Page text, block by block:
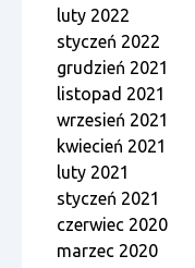
luty 2022
styczeń 2022
grudzień 2021
listopad 2021
wrzesień 2021
kwiecień 2021
luty 2021
styczeń 2021
czerwiec 2020
marzec 2020